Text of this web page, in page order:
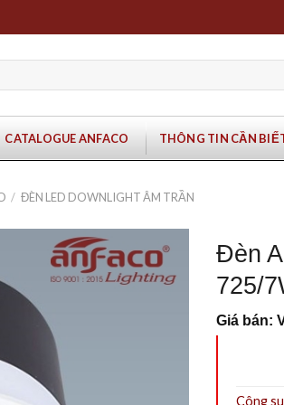
CATALOGUE ANFACO THÔNG TIN CẦN
/ ĐÈN LED DOWNLIGHT ÂM TRẦN
Đèn
725/
Giá bán:
Công